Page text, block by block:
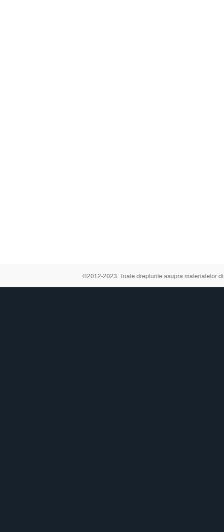
©2012-2023. Toate drepturile asupra materialelor